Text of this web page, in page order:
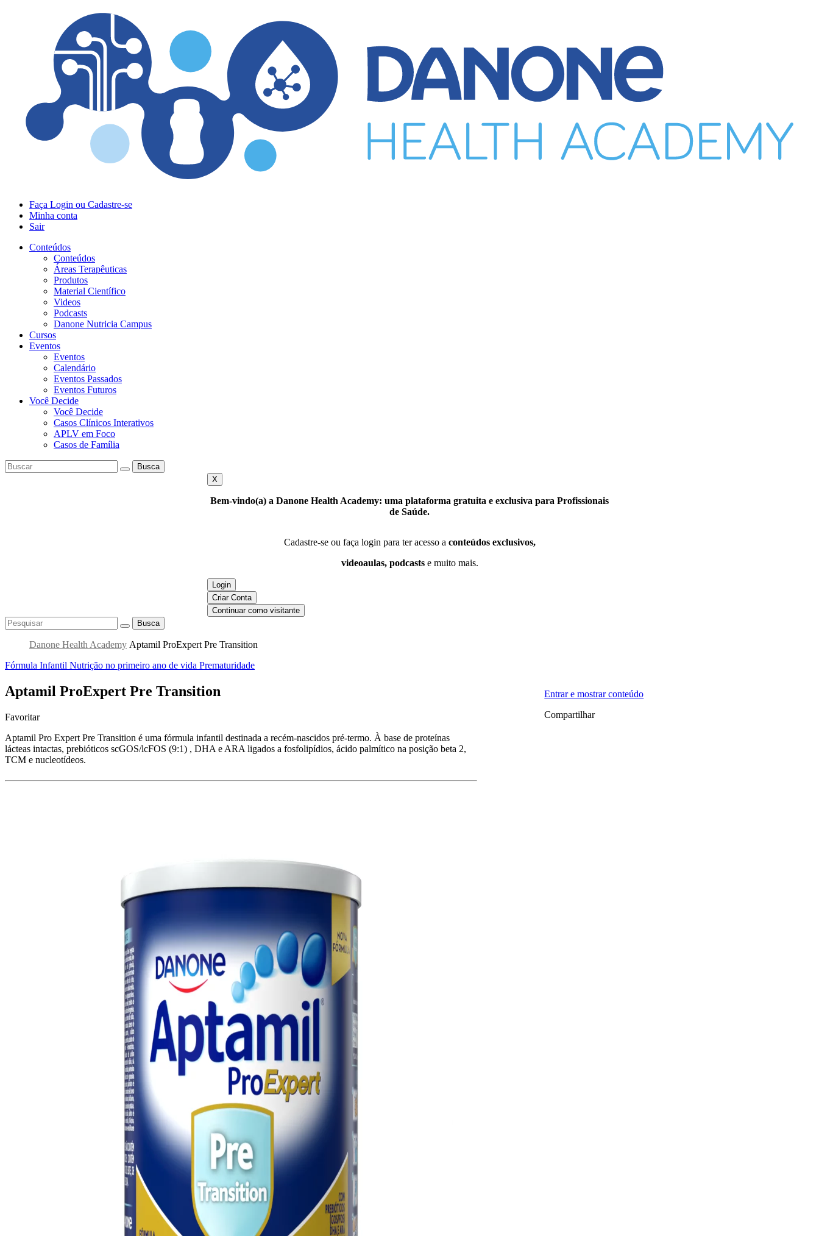
Faça Login ou Cadastre-se
Minha conta
Sair
Conteúdos
Conteúdos
Áreas Terapêuticas
Produtos
Material Científico
Videos
Podcasts
Danone Nutricia Campus
Cursos
Eventos
Eventos
Calendário
Eventos Passados
Eventos Futuros
Você Decide
Você Decide
Casos Clínicos Interativos
APLV em Foco
Casos de Família
Busca
X
Bem-vindo(a) a Danone Health Academy: uma plataforma gratuita e exclusiva para Profissionais
de Saúde.
Cadastre-se ou faça login para ter acesso a conteúdos exclusivos,
videoaulas, podcastse muito mais.
Login
Criar Conta
Continuar como visitante
Busca
Danone Health Academy Aptamil ProExpert Pre Transition
Fórmula Infantil Nutrição no primeiro ano de vida Prematuridade
Aptamil ProExpert Pre Transition
Favoritar
Aptamil Pro Expert Pre Transition é uma fórmula infantil destinada a recém-nascidos pré-termo. À base de proteínas
lácteas intactas, prebióticos scGOS/lcFOS (9:1) , DHA e ARA ligados a fosfolipídios, ácido palmítico na posição beta 2,
TCM e nucleotídeos.
Entrar e mostrar conteúdo
Compartilhar